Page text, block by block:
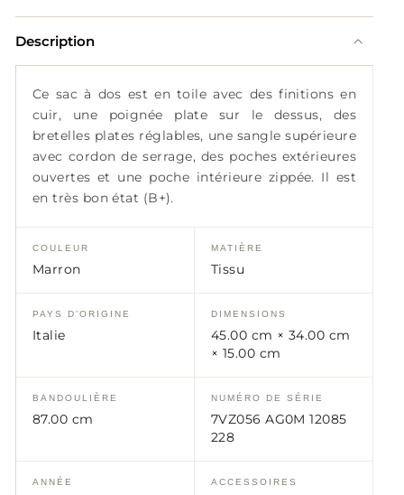
Description
Ce sac à dos est en toile avec des finitions en
cuir, une poignée plate sur le dessus, des
bretelles plates réglables, une sangle supérieure
avec cordon de serrage, des poches extérieures
ouvertes et une poche intérieure zippée. Il est
en très bon état (B+).
COULEUR
Marron
MATIÈRE
Tissu
PAYS D’ORIGINE
Italie
DIMENSIONS
45.00 cm × 34.00 cm
× 15.00 cm
BANDOULIÈRE
87.00 cm
NUMÉRO DE SÉRIE
7VZ056 AG0M 12085
228
ANNÉE ACCESSOIRES